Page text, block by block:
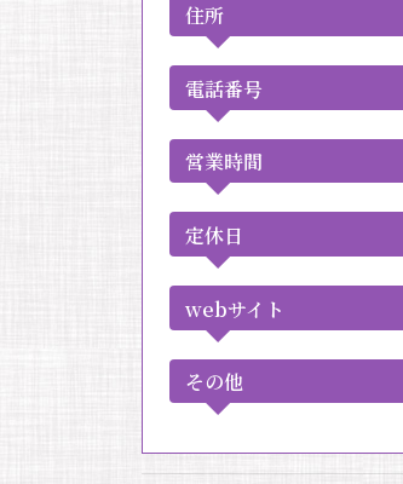
住所
電話番号
営業時間
定休日
webサイト
その他